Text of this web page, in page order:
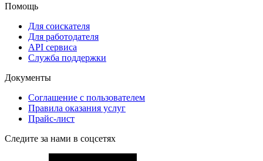
Помощь
Для соискателя
Для работодателя
API сервиса
Служба поддержки
Документы
Соглашение с пользователем
Правила оказания услуг
Прайс-лист
Следите за нами в соцсетях